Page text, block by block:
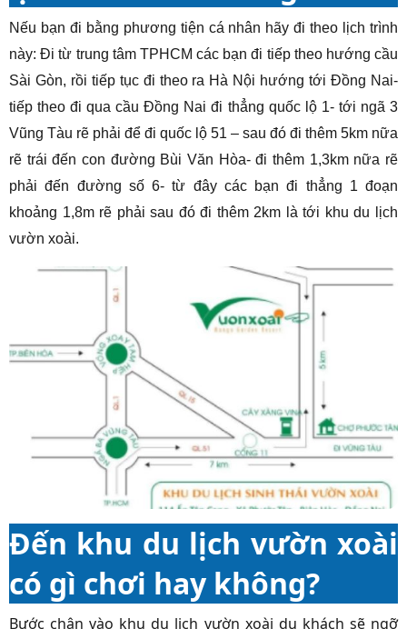
Nếu bạn đi bằng phương tiện cá nhân hãy đi theo lịch trình
này: Đi từ trung tâm TPHCM các bạn đi tiếp theo hướng cầu
Sài Gòn, rồi tiếp tục đi theo ra Hà Nội hướng tới Đồng Nai-
tiếp theo đi qua cầu Đồng Nai đi thẳng quốc lộ 1- tới ngã 3
Vũng Tàu rẽ phải để đi quốc lộ 51 – sau đó đi thêm 5km nữa
rẽ trái đến con đường Bùi Văn Hòa- đi thêm 1,3km nữa rẽ
phải đến đường số 6- từ đây các bạn đi thẳng 1 đoạn
khoảng 1,8m rẽ phải sau đó đi thêm 2km là tới khu du lịch
vườn xoài.
Đến khu du lịch vườn xoài
có gì chơi hay không?
Bước chân vào khu du lịch vườn xoài du khách sẽ ngỡ